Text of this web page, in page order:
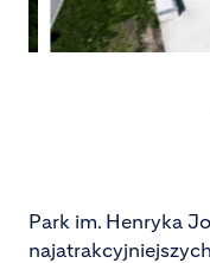
Park im. Henryka